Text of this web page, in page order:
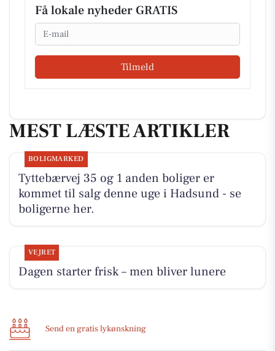
Få lokale nyheder GRATIS
Email
Tilmeld
MEST LÆSTE ARTIKLER
BOLIGMARKED
Tyttebærvej 35 og 1 anden boliger er
kommet til salg denne uge i Hadsund - se
boligerne her.
VEJRET
Dagen starter frisk – men bliver lunere
Send en gratis lykønskning